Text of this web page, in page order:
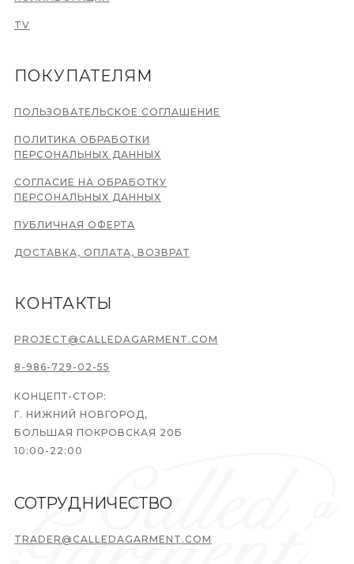
ПУБЛИЧНАЯ ОФЕРТА
СОГЛАСИЕ НА ОБРАБОТКУ
ПЕРСОНАЛЬНЫХ ДАННЫХ
ПОЛИТИКА ОБРАБОТКИ
ПЕРСОНАЛЬНЫХ ДАННЫХ
ПОЛЬЗОВАТЕЛЬСКОЕ СОГЛАШЕНИЕ
ДОСТАВКА, ОПЛАТА, ВОЗВРАТ
8-986-729-02-55
PROJECT@CALLEDAGARMENT.COM
ПОКУПАТЕЛЯМ
КОНТАКТЫ
TV
СОТРУДНИЧЕСТВО
TRADER@CALLEDAGARMENT.COM
КОНЦЕПТ-СТОР:
Г. НИЖНИЙ НОВГОРОД,
БОЛЬШАЯ ПОКРОВСКАЯ 20Б
10:00-22:00